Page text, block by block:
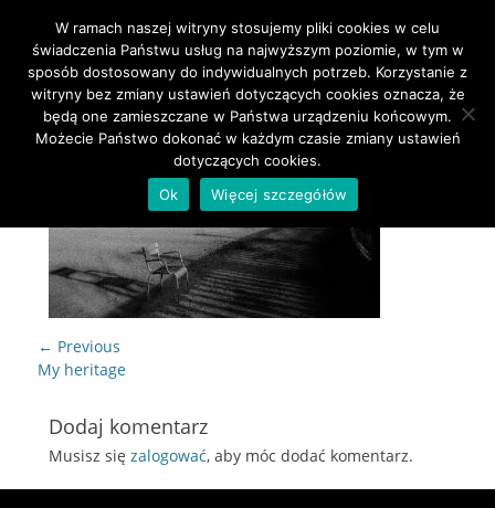
Primary Menu
Skip
to
content
Nawigacja
wpisu
← Previous
Previous
My heritage
Dodaj komentarz
Musisz się zalogować, aby móc dodać komentarz.
W ramach naszej witryny stosujemy pliki cookies w celu
świadczenia Państwu usług na najwyższym poziomie, w tym w
sposób dostosowany do indywidualnych potrzeb. Korzystanie z
witryny bez zmiany ustawień dotyczących cookies oznacza, że
będą one zamieszczane w Państwa urządzeniu końcowym.
Możecie Państwo dokonać w każdym czasie zmiany ustawień
dotyczących cookies.
Ok
Więcej szczegółów